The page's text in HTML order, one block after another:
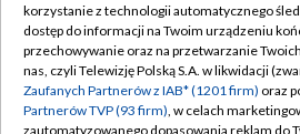
TVP
Abonament TVP
Emisja w TVP
Centrum informacji TVP
Regulamin
Polityka
Moje
korzystanie z technologii automatycznego
dostęp do informacji na Twoim urządzeniu
przechowywanie oraz na przetwarzanie
nas, czyli Telewizję Polską S.A. w likwidacji
Zaufanych Partnerów z IAB* (1201 firm) oraz
Partnerów TVP (93 firm), w celach
zautomatyzowanego dopasowania reklam do